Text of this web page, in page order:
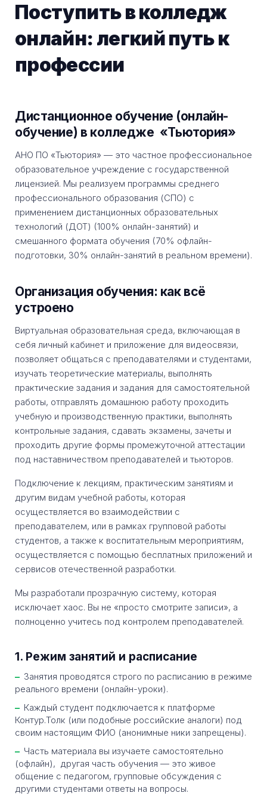
Поступить в колледж
онлайн: легкий путь к
профессии
Дистанционное обучение (онлайн-
обучение) в колледже «Тьютория»
АНО ПО «Тьютория» — это частное профессиональное
образовательное учреждение с государственной
лицензией. Мы реализуем программы среднего
профессионального образования (СПО) с
применением дистанционных образовательных
технологий (ДОТ) (100% онлайн-занятий) и
смешанного формата обучения (70% офлайн-
подготовки, 30% онлайн-занятий в реальном времени).
Организация обучения: как всё
устроено
Виртуальная образовательная среда, включающая в
себя личный кабинет и приложение для видеосвязи,
позволяет общаться с преподавателями и студентами,
изучать теоретические материалы, выполнять
практические задания и задания для самостоятельной
работы, отправлять домашнюю работу проходить
учебную и производственную практики, выполнять
контрольные задания, сдавать экзамены, зачеты и
проходить другие формы промежуточной аттестации
под наставничеством преподавателей и тьюторов.
Подключение к лекциям, практическим занятиям и
другим видам учебной работы, которая
осуществляется во взаимодействии с
преподавателем, или в рамках групповой работы
студентов, а также к воспитательным мероприятиям,
осуществляется с помощью бесплатных приложений и
сервисов отечественной разработки.
Мы разработали прозрачную систему, которая
исключает хаос. Вы не «просто смотрите записи», а
полноценно учитесь под контролем преподавателей.
1. Режим занятий и расписание
Занятия проводятся строго по расписанию в режиме
реального времени (онлайн-уроки).
Каждый студент подключается к платформе
Контур.Толк (или подобные российские аналоги) под
своим настоящим ФИО (анонимные ники запрещены).
Часть материала вы изучаете самостоятельно
(офлайн), другая часть обучения — это живое
общение с педагогом, групповые обсуждения с
другими студентами ответы на вопросы.